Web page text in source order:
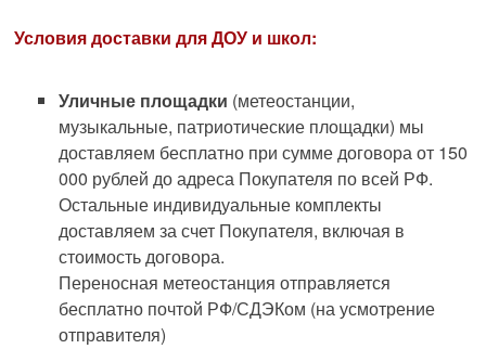
Условия доставки для ДОУ и школ:
Уличные площадки (метеостанции,
музыкальные, патриотические площадки) мы
доставляем бесплатно при сумме договора от 150
000 рублей до адреса Покупателя по всей РФ.
Остальные индивидуальные комплекты
доставляем за счет Покупателя, включая в
стоимость договора.
Переносная метеостанция отправляется
бесплатно почтой РФ/СДЭКом (на усмотрение
отправителя)